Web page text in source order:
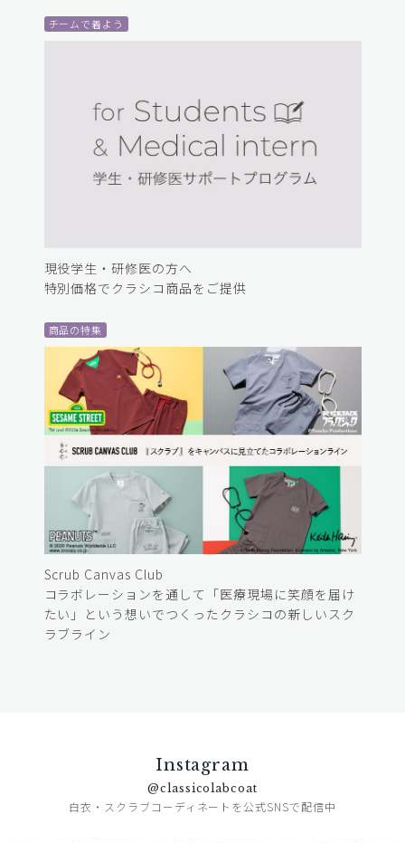
チームで着よう
現役学生・研修医の方へ
特別価格でクラシコ商品をご提供
商品の特集
Scrub Canvas Club
コラボレーションを通して「医療現場に笑顔を届け
たい」という想いでつくったクラシコの新しいスク
ラブライン
Instagram
@classicolabcoat
白衣・スクラブコーディネートを公式SNSで配信中